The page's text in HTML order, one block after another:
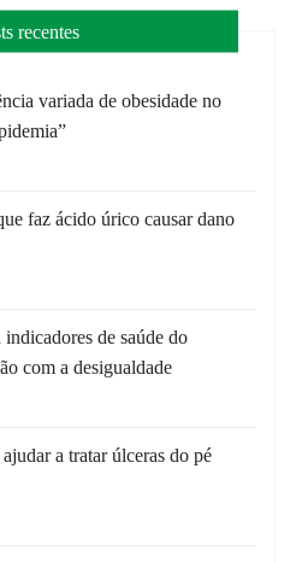
recentes
variada de obesidade no
faz ácido úrico causar dano
de saúde do
com a desigualdade
a tratar úlceras do pé